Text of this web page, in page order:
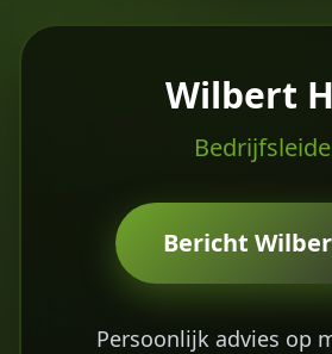
Wilbert
Bericht
Persoonlijk advies op